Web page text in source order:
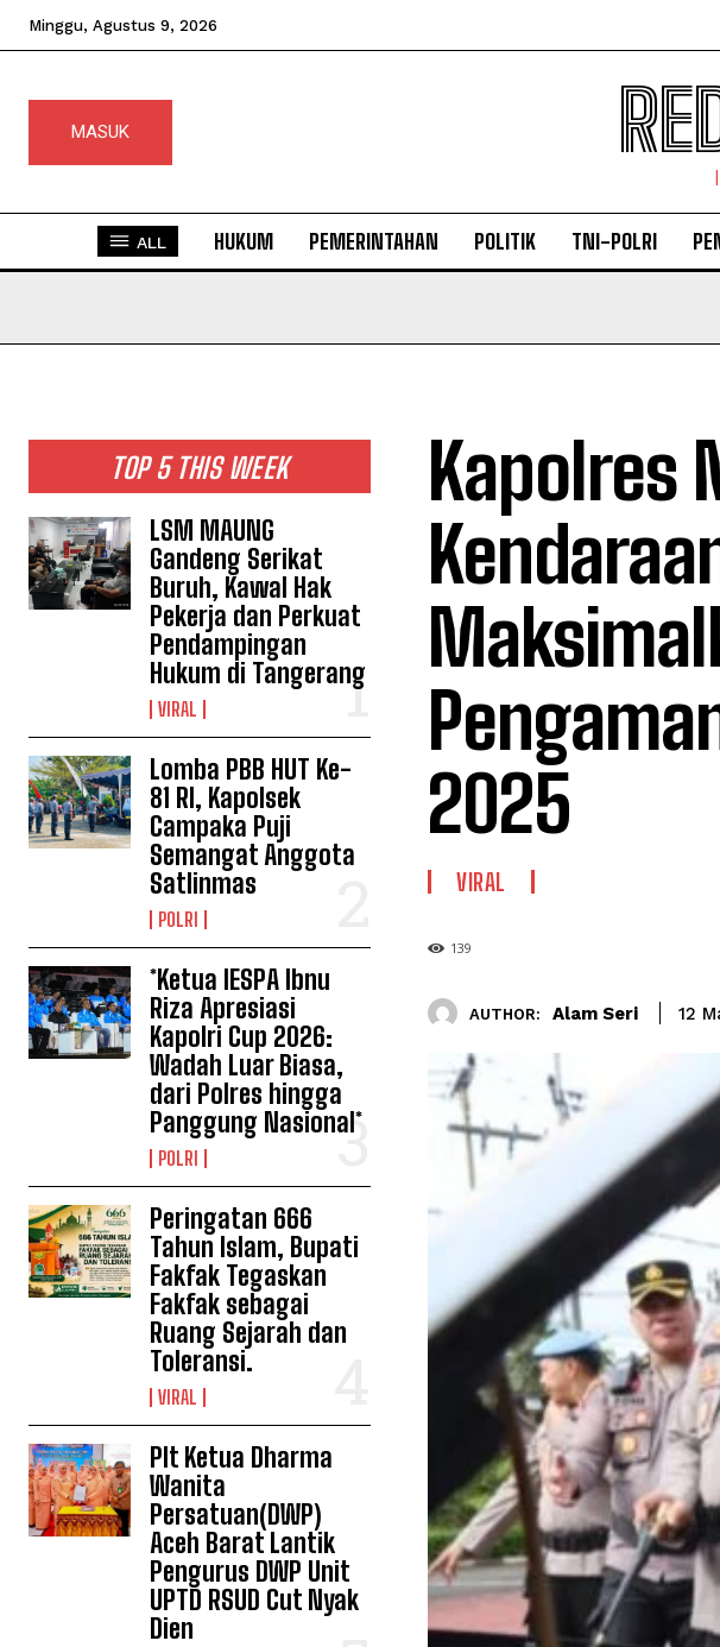
Minggu, Agustus 9, 2026
MASUK
ALL HUKUM PEMERINTAHAN POLITIK TNI-POLRI
TOP 5 THIS WEEK
LSM MAUNG
Gandeng Serikat
Buruh, Kawal Hak
Pekerja dan Perkuat
Pendampingan
Hukum di Tangerang
VIRAL
Lomba PBB HUT Ke-
81 RI, Kapolsek
Campaka Puji
Semangat Anggota
Satlinmas
POLRI
*Ketua IESPA Ibnu
Riza Apresiasi
Kapolri Cup 2026:
Wadah Luar Biasa,
dari Polres hingga
Panggung Nasional*
POLRI
Peringatan 666
Tahun Islam, Bupati
Fakfak Tegaskan
Fakfak sebagai
Ruang Sejarah dan
Toleransi.
VIRAL
Plt Ketua Dharma
Wanita
Persatuan(DWP)
Aceh Barat Lantik
Pengurus DWP Unit
UPTD RSUD Cut Nyak
Dien
Kapolres
2025
VIRAL
139
AUTHOR: Alam Seri 12